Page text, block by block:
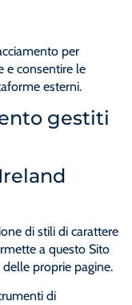
per
e consentire le
esterni.
gestiti
di stili di carattere
a questo Sito
proprie pagine.
di